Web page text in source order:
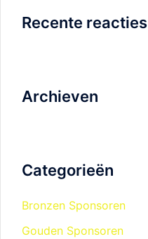
Recente reacties
Archieven
Categorieën
Bronzen Sponsoren
Gouden Sponsoren